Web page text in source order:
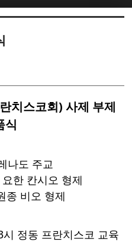
치스코회) 사제 부제
식
나도 주교
한 칸시오 형제
종 비오 형제
정동 프란치스코 교육
북5
북5
북5
북5